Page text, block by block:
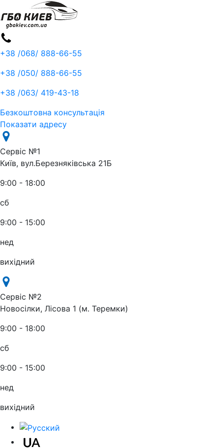
+38 /068/ 888-66-55
+38 /050/ 888-66-55
+38 /063/ 419-43-18
Безкоштовна консультація
Показати адресу
Сервіс №1
Київ, вул.Березняківська 21Б
9:00 - 18:00
сб
9:00 - 15:00
нед
вихідний
Сервіс №2
Новосілки, Лісова 1 (м. Теремки)
9:00 - 18:00
сб
9:00 - 15:00
нед
вихідний